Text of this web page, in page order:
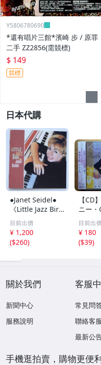
Y5806780690
*還有唱片三館*濱崎 步 / 原罪
二手 ZZ2856(需競標)
$ 149
競標
日本代購
●Janet Seidel●
《Little Jazz Bir
d》●スタンダー
ド『Embraceabl
e You』『Skylar
k』『Cheek To C
目前出價
¥ 1,200
($260)
【
ニー
G /
ス
iday
目前出
¥ 180
($39)
關於我們
新聞中心
服務說明
客服
常見問
聯絡客
最新公
手機逛拍賣，購物更便